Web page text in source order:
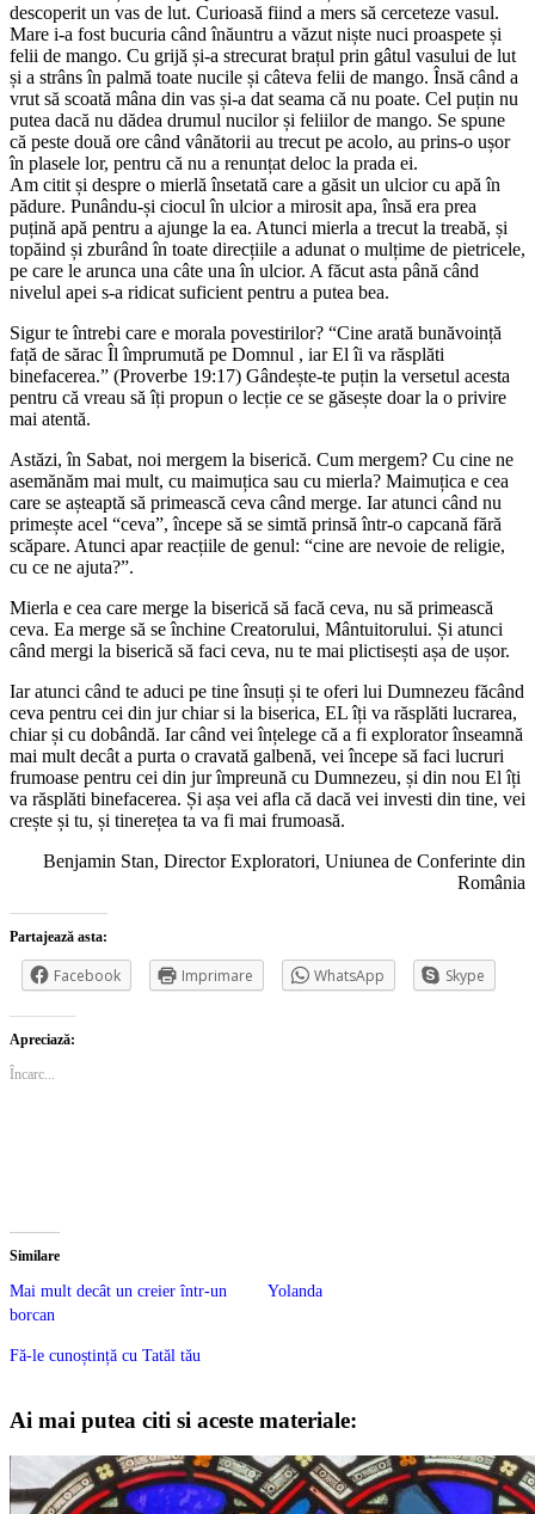
descoperit un vas de lut. Curioasă fiind a mers să cerceteze vasul.
Mare i-a fost bucuria când înăuntru a văzut niște nuci proaspete și
felii de mango. Cu grijă și-a strecurat brațul prin gâtul vasului de lut
și a strâns în palmă toate nucile și câteva felii de mango. Însă când a
vrut să scoată mâna din vas și-a dat seama că nu poate. Cel puțin nu
putea dacă nu dădea drumul nucilor și feliilor de mango. Se spune
că peste două ore când vânătorii au trecut pe acolo, au prins-o ușor
în plasele lor, pentru că nu a renunțat deloc la prada ei.
Am citit și despre o mierlă însetată care a găsit un ulcior cu apă în
pădure. Punându-și ciocul în ulcior a mirosit apa, însă era prea
puțină apă pentru a ajunge la ea. Atunci mierla a trecut la treabă, și
topăind și zburând în toate direcțiile a adunat o mulțime de pietricele,
pe care le arunca una câte una în ulcior. A făcut asta până când
nivelul apei s-a ridicat suficient pentru a putea bea.
Sigur te întrebi care e morala povestirilor? “Cine arată bunăvoință
față de sărac Îl împrumută pe Domnul , iar El îi va răsplăti
binefacerea.” (Proverbe 19:17) Gândește-te puțin la versetul acesta
pentru că vreau să îți propun o lecție ce se găsește doar la o privire
mai atentă.
Astăzi, în Sabat, noi mergem la biserică. Cum mergem? Cu cine ne
asemănăm mai mult, cu maimuțica sau cu mierla? Maimuțica e cea
care se așteaptă să primească ceva când merge. Iar atunci când nu
primește acel “ceva”, începe să se simtă prinsă într-o capcană fără
scăpare. Atunci apar reacțiile de genul: “cine are nevoie de religie,
cu ce ne ajuta?”.
Mierla e cea care merge la biserică să facă ceva, nu să primească
ceva. Ea merge să se închine Creatorului, Mântuitorului. Și atunci
când mergi la biserică să faci ceva, nu te mai plictisești așa de ușor.
Iar atunci când te aduci pe tine însuți și te oferi lui Dumnezeu făcând
ceva pentru cei din jur chiar si la biserica, EL îți va răsplăti lucrarea,
chiar și cu dobândă. Iar când vei înțelege că a fi explorator înseamnă
mai mult decât a purta o cravată galbenă, vei începe să faci lucruri
frumoase pentru cei din jur împreună cu Dumnezeu, și din nou El îți
va răsplăti binefacerea. Și așa vei afla că dacă vei investi din tine, vei
crește și tu, și tinerețea ta va fi mai frumoasă.
Benjamin Stan, Director Exploratori, Uniunea de Conferinte din
România
Partajează asta:
Facebook Imprimare WhatsApp Skype
Apreciază:
Încarc...
Similare
Mai mult decât un creier într-un
borcan
Yolanda
Fă-le cunoștință cu Tatăl tău
Ai mai putea citi si aceste materiale: